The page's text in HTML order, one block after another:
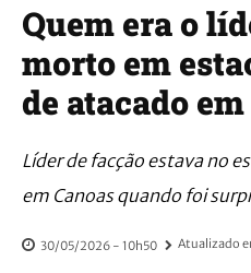
Quem era o
morto em
de atacado
Líder de facção estava no
em Canoas quando foi
30/05/2026 - 10h50 Atualizado